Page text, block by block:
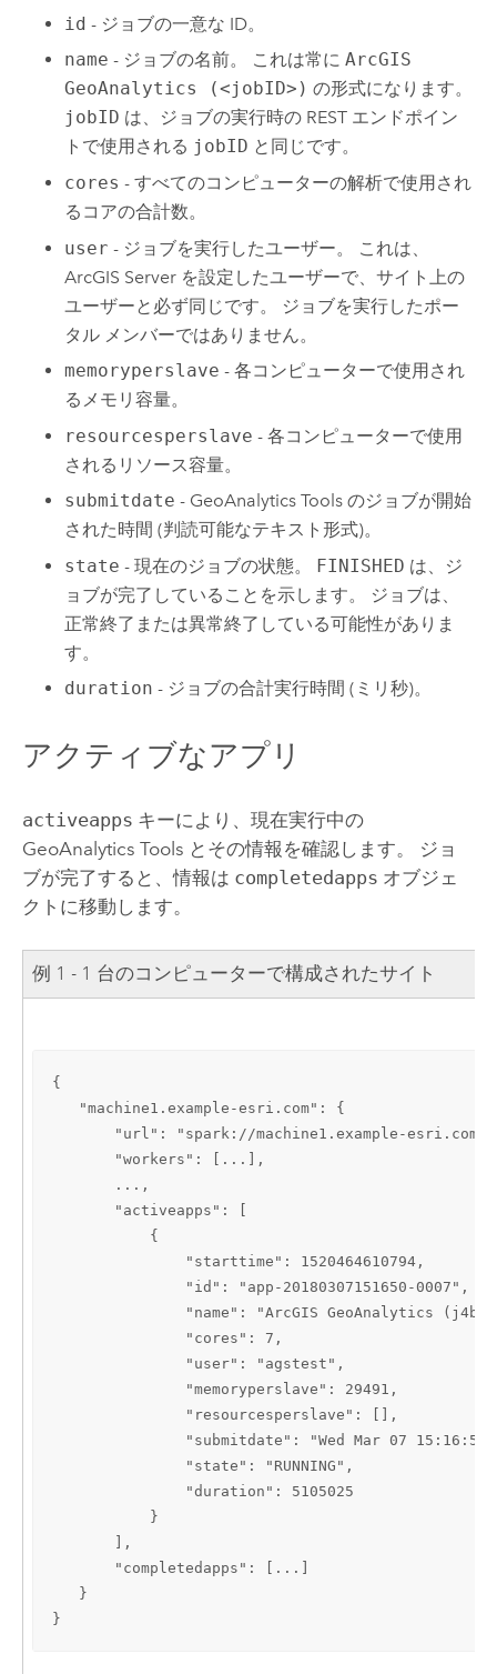
id - ジョブの一意な ID。
name - ジョブの名前。 これは常にArcGIS
GeoAnalytics (<jobID>) の形式になります。
jobID は、ジョブの実行時の REST エンドポイン
トで使用される jobID と同じです。
cores - すべてのコンピューターの解析で使用され
るコアの合計数。
user - ジョブを実行したユーザー。 これは、
ArcGIS Server を設定したユーザーで、サイト上の
ユーザーと必ず同じです。 ジョブを実行したポー
タル メンバーではありません。
memoryperslave - 各コンピューターで使用され
るメモリ容量。
resourcesperslave - 各コンピューターで使用
されるリソース容量。
submitdate - GeoAnalytics Tools のジョブが開始
された時間 (判読可能なテキスト形式)。
state - 現在のジョブの状態。 FINISHED は、ジ
ョブが完了していることを示します。 ジョブは、
正常終了または異常終了している可能性がありま
す。
duration - ジョブの合計実行時間 (ミリ秒)。
アクティブなアプリ
activeapps キーにより、現在実行中の
GeoAnalytics Tools とその情報を確認します。 ジョ
ブが完了すると、情報は completedapps オブジェ
クトに移動します。
例 1 - 1 台のコンピューターで構成されたサイト
{
   "machine1.example-esri.com": {
"url": "spark://machine1.example-
       "workers": [...],
       ...,
       "activeapps": [
           {
               "starttime": 1520464610794,
               "id": "app-20180307151650-0007",
"name": "ArcGIS GeoAnalytics
               "cores": 7,
               "user": "agstest",
               "memoryperslave": 29491,
               "resourcesperslave": [],
"submitdate": "Wed Mar 07 15:16:50
               "state": "RUNNING",
               "duration": 5105025
           }
       ],
       "completedapps": [...]
   }
}